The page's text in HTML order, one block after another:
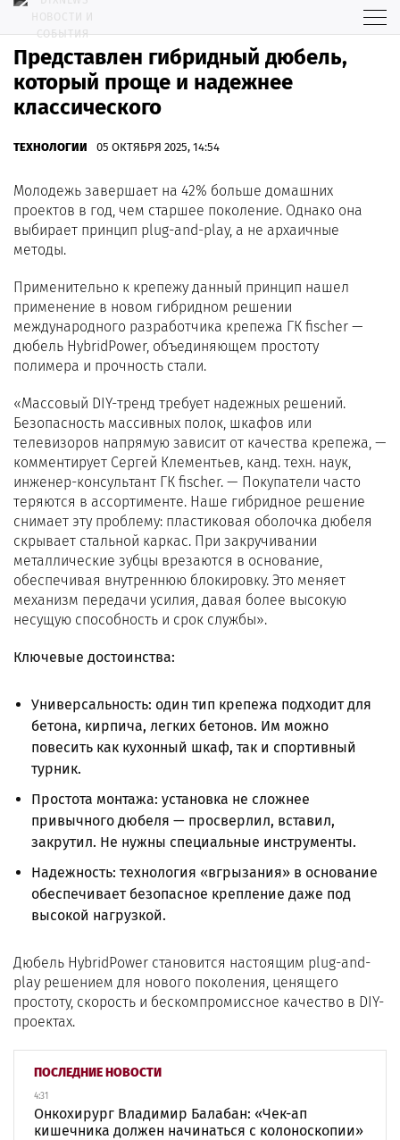
Представлен гибридный дюбель,
который проще и надежнее
классического
ТЕХНОЛОГИИ 05 ОКТЯБРЯ 2025, 14:54
ПОСЛЕДНИЕ НОВОСТИ
4:31
Онкохирург Владимир Балабан: «Чек-ап
кишечника должен начинаться с колоноскопии»
Молодежь завершает на 42% больше домашних
проектов в год, чем старшее поколение. Однако она
выбирает принцип plug-and-play, а не архаичные
методы.
Применительно к крепежу данный принцип нашел
применение в новом гибридном решении
международного разработчика крепежа ГК fischer —
дюбель HybridPower, объединяющем простоту
полимера и прочность стали.
«Массовый DIY-тренд требует надежных решений.
Безопасность массивных полок, шкафов или
телевизоров напрямую зависит от качества крепежа, —
комментирует Сергей Клементьев, канд. техн. наук,
инженер-консультант ГК fischer. — Покупатели часто
теряются в ассортименте. Наше гибридное решение
снимает эту проблему: пластиковая оболочка дюбеля
скрывает стальной каркас. При закручивании
металлические зубцы врезаются в основание,
обеспечивая внутреннюю блокировку. Это меняет
механизм передачи усилия, давая более высокую
несущую способность и срок службы».
Ключевые достоинства:
Универсальность: один тип крепежа подходит для
бетона, кирпича, легких бетонов. Им можно
повесить как кухонный шкаф, так и спортивный
турник.
Простота монтажа: установка не сложнее
привычного дюбеля — просверлил, вставил,
закрутил. Не нужны специальные инструменты.
Надежность: технология «вгрызания» в основание
обеспечивает безопасное крепление даже под
высокой нагрузкой.
Дюбель HybridPower становится настоящим plug-and-
play решением для нового поколения, ценящего
простоту, скорость и бескомпромиссное качество в DIY-
проектах.